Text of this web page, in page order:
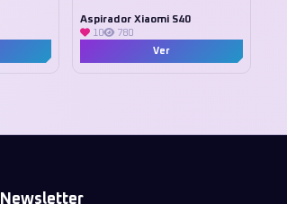
Aspirador Xiaomi S40
10
780
Ver
Newsletter